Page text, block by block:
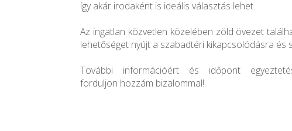
így akár irodaként is ideális választás lehet.
Az ingatlan közvetlen közelében zöld övezet
lehetőséget nyújt a szabadtéri kikapcsolódásra és
További információért és időpont
forduljon hozzám bizalommal!